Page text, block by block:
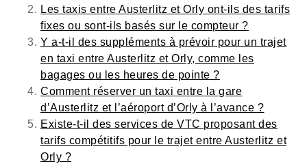
Les taxis entre Austerlitz et Orly ont-ils des tarifs
fixes ou sont-ils basés sur le compteur ?
Y a-t-il des suppléments à prévoir pour un trajet
en taxi entre Austerlitz et Orly, comme les
bagages ou les heures de pointe ?
Comment réserver un taxi entre la gare
d’Austerlitz et l’aéroport d’Orly à l’avance ?
Existe-t-il des services de VTC proposant des
tarifs compétitifs pour le trajet entre Austerlitz et
Orly ?